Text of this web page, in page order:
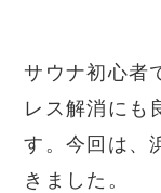
サウナ初心者
レス解消にも
す。今回は、
きました。